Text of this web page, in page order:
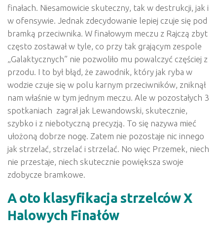
finałach. Niesamowicie skuteczny, tak w destrukcji, jak i
w ofensywie. Jednak zdecydowanie lepiej czuje się pod
bramką przeciwnika. W finałowym meczu z Rajczą zbyt
często zostawał w tyle, co przy tak grającym zespole
„Galaktycznych” nie pozwoliło mu powalczyć częściej z
przodu. I to był błąd, że zawodnik, który jak ryba w
wodzie czuje się w polu karnym przeciwników, zniknął
nam właśnie w tym jednym meczu. Ale w pozostałych 3
spotkaniach zagrał jak Lewandowski, skutecznie,
szybko i z niebotyczną precyzją. To się nazywa mieć
ułożoną dobrze nogę. Zatem nie pozostaje nic innego
jak strzelać, strzelać i strzelać. No więc Przemek, niech
nie przestaje, niech skutecznie powiększa swoje
zdobycze bramkowe.
A oto klasyfikacja strzelców X
Halowych Finałów